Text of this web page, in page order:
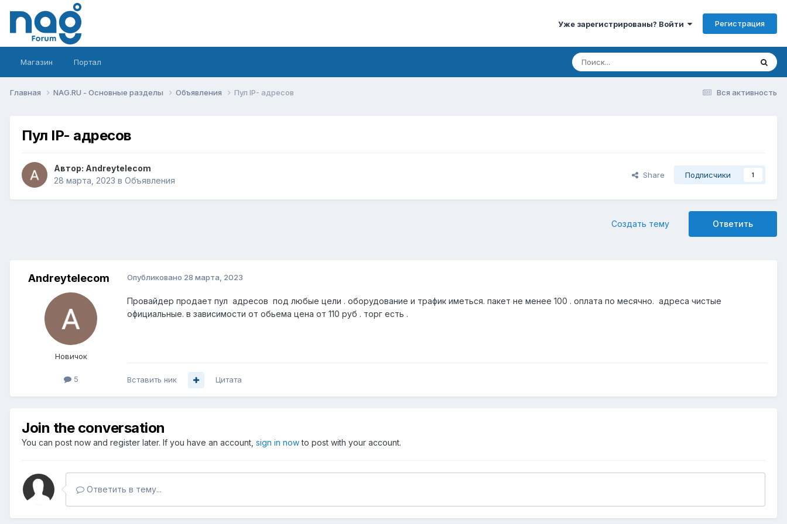
Уже зарегистрированы? Войти Регистрация
Магазин Портал
Вся активность
Главная NAG.RU - Основные разделы Объявления Пул IP- адресов
Пул IP- адресов
Автор: Andreytelecom
28 марта, 2023 в Объявления
Share Подписчики 1
Ответить
Создать тему
Andreytelecom
Новичок
5
Опубликовано 28 марта, 2023
Провайдер продает пул адресов под любые цели . оборудование и трафик иметься. пакет не менее 100 . оплата по месячно. адреса чистые
официальные. в зависимости от обьема цена от 110 руб . торг есть .
Вставить ник Цитата
Join the conversation
You can post now and register later. If you have an account, sign in nowto post with your account.
Ответить в тему...